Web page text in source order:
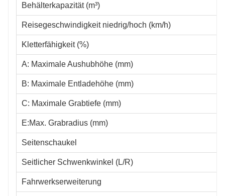
Behälterkapazität (m³)
Reisegeschwindigkeit niedrig/hoch (km/h)
Kletterfähigkeit (%)
A: Maximale Aushubhöhe (mm)
B: Maximale Entladehöhe (mm)
C: Maximale Grabtiefe (mm)
E:Max. Grabradius (mm)
Seitenschaukel
Seitlicher Schwenkwinkel (L/R)
Fahrwerkserweiterung